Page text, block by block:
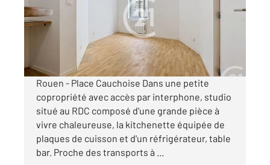
Appartement F1 à louer
410 €
par mois charges comprises
Rouen - Place Cauchoise Dans une petite
copropriété avec accès par interphone, studio
situé au RDC composé d'une grande pièce à
vivre chaleureuse, la kitchenette équipée de
plaques de cuisson et d'un réfrigérateur, table
bar. Proche des transports à ...